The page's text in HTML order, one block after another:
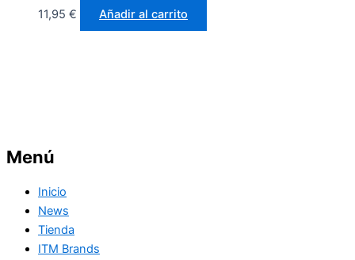
11,95 € Añadir al carrito
Menú
Inicio
News
Tienda
ITM Brands